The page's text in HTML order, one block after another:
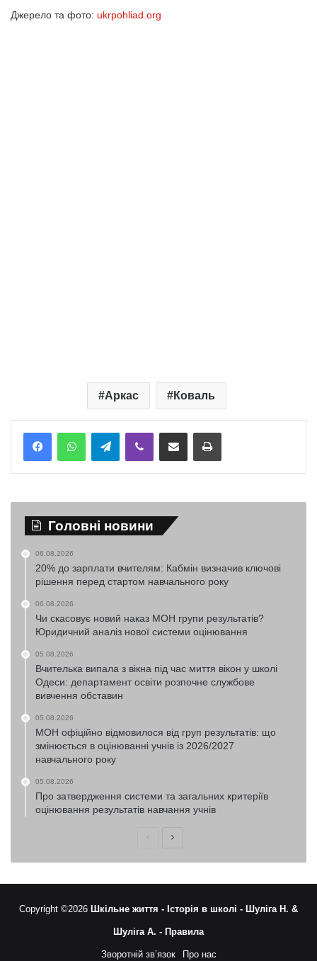
Джерело та фото: ukrpohliad.org
Аркас Коваль
TelegramViber Надіслати електронною поштоюНадрукувати
Головні новини
06.08.2026
20% до зарплати вчителям: Кабмін визначив ключові
рішення перед стартом навчального року
06.08.2026
Чи скасовує новий наказ МОН групи результатів?
Юридичний аналіз нової системи оцінювання
05.08.2026
Вчителька випала з вікна під час миття вікон у школі
Одеси: департамент освіти розпочне службове
вивчення обставин
05.08.2026
МОН офіційно відмовилося від груп результатів: що
змінюється в оцінюванні учнів із 2026/2027
навчального року
05.08.2026
Про затвердження системи та загальних критеріїв
оцінювання результатів навчання учнів
ПопередняНаступна
Copyright ©2026 Шкільне життя - Історія в школі - Шуліга Н. &
Шуліга А. - Правила
Зворотній зв’язок Про нас